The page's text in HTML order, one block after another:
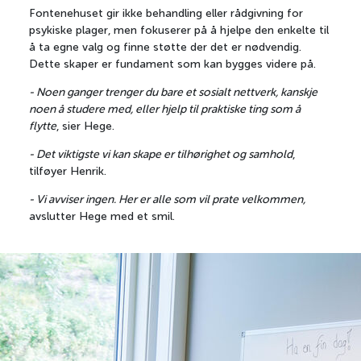
Fontenehuset gir ikke behandling eller rådgivning for
psykiske plager, men fokuserer på å hjelpe den enkelte til
å ta egne valg og finne støtte der det er nødvendig.
Dette skaper er fundament som kan bygges videre på.
- Noen ganger trenger du bare et sosialt nettverk, kanskje
noen å studere med, eller hjelp til praktiske ting som å
flytte, sier Hege.
- Det viktigste vi kan skape er tilhørighet og samhold,
tilføyer Henrik.
- Vi avviser ingen. Her er alle som vil prate velkommen,
avslutter Hege med et smil.
Tips oss
Artikler
Cookies og personvern